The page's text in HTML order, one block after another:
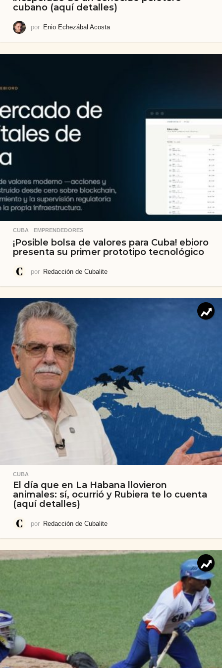
cubano (aquí detalles)
por Enio Echezábal Acosta
CUBA ,EMPRENDEDORES
¡Posible bolsa de valores para Cuba! ebioro
presenta su primer prototipo tecnológico
por Redacción de Cubalite
CUBA
El día que en La Habana llovieron
animales: sí, ocurrió y Rubiera te lo cuenta
(aquí detalles)
por Redacción de Cubalite